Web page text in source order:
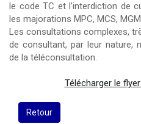
le code TC et l’interdiction de
les majorations MPC, MCS,
Les consultations complexes,
de consultant, par leur nature,
de la téléconsultation.
Télécharger le
Retour